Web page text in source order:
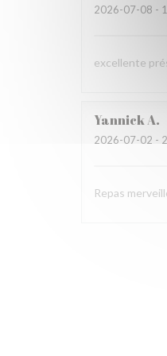
2026-07-08 -
excellente
YannickA
2026-07-02 -
Repas